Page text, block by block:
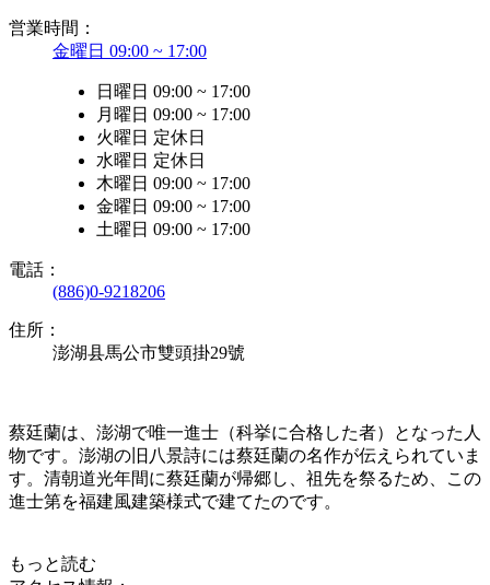
営業時間：
金曜日 09:00 ~ 17:00
日曜日 09:00 ~ 17:00
月曜日 09:00 ~ 17:00
火曜日 定休日
水曜日 定休日
木曜日 09:00 ~ 17:00
金曜日 09:00 ~ 17:00
土曜日 09:00 ~ 17:00
電話：
(886)0-9218206
住所：
澎湖县馬公市雙頭掛29號
蔡廷蘭は、澎湖で唯一進士（科挙に合格した者）となった人
物です。澎湖の旧八景詩には蔡廷蘭の名作が伝えられていま
す。清朝道光年間に蔡廷蘭が帰郷し、祖先を祭るため、この
進士第を福建風建築様式で建てたのです。
もっと読む